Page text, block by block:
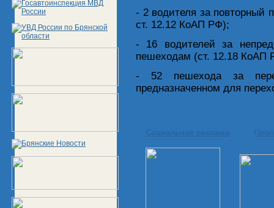
- 2 водителя за повторный
ст. 12.12 КоАП РФ);
- 16 водителей за
пешеходам (ст. 12.18 КоАП
- 52 пешехода за
предназначенном для